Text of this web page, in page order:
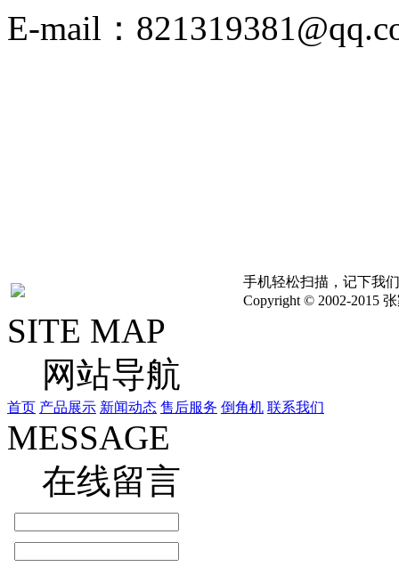
E-mail：
手机轻松扫描，记下我
Copyright © 2002-2015
SITE MAP
网站导航
首页 产品展示 新闻动态 售后服务 倒角机 联系我们
MESSAGE
在线留言